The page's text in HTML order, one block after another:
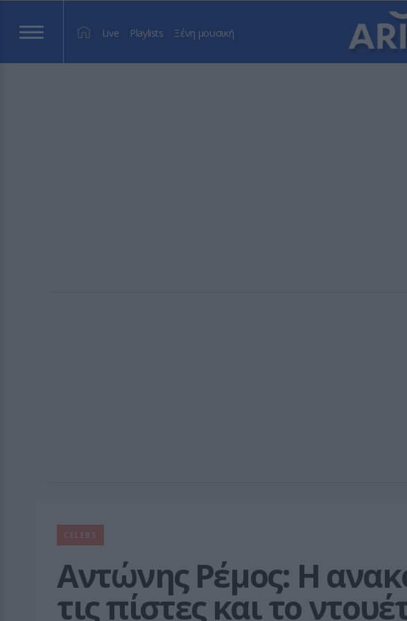
Live Playlists Ξένη μουσική
CELEBS
Αντώνης Ρέμος: Η
τις πίστες και το